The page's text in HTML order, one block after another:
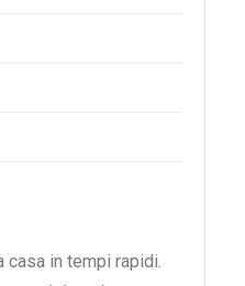
casa in tempi rapidi.